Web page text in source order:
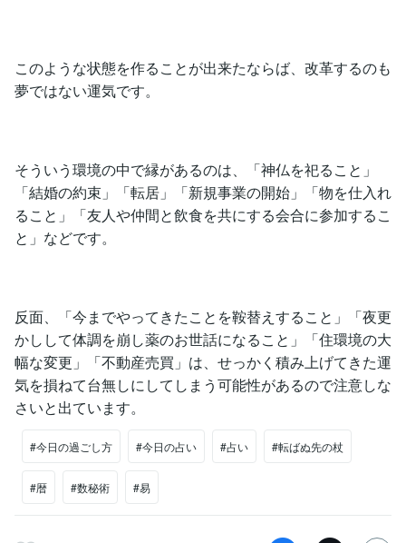
このような状態を作ることが出来たならば、改革するのも
夢ではない運気です。
そういう環境の中で縁があるのは、「神仏を祀ること」
「結婚の約束」「転居」「新規事業の開始」「物を仕入れ
ること」「友人や仲間と飲食を共にする会合に参加するこ
と」などです。
反面、「今までやってきたことを鞍替えすること」「夜更
かしして体調を崩し薬のお世話になること」「住環境の大
幅な変更」「不動産売買」は、せっかく積み上げてきた運
気を損ねて台無しにしてしまう可能性があるので注意しな
さいと出ています。
#今日の過ごし方 #今日の占い #占い #転ばぬ先の杖
#暦 #数秘術 #易